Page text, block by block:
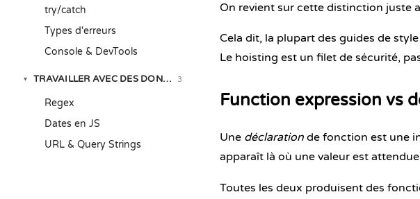
try/catch
Types d'erreurs
Console & DevTools
▾ TRAVAILLER AVEC DES DONNÉES RÉELLES
3
Regex
Dates en JS
URL & Query Strings
On revient sur cette distinction juste
Cela dit, la plupart des guides de
Le hoisting est un filet de sécurité,
Function expression vs
Une déclaration de fonction est une
apparaît là où une valeur est
Toutes les deux produisent des